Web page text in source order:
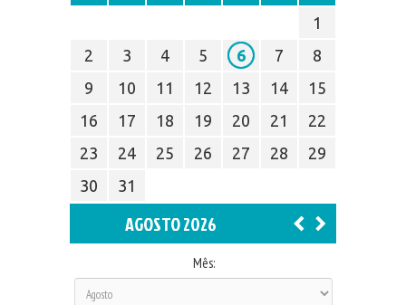
1
2
3 4 5 6 7
8
9
10 11 12 13 14
15
16
17 18 19 20 21
22
23
24 25 26 27 28
29
30
31
AGOSTO 2026
Mês: